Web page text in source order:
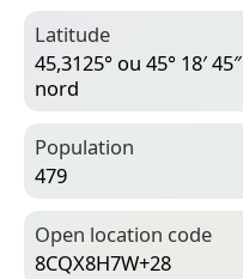
Latitude
45,3125° ou 45° 18′ 45″
nord
Population
479
Open location code
8CQX8H7W+28